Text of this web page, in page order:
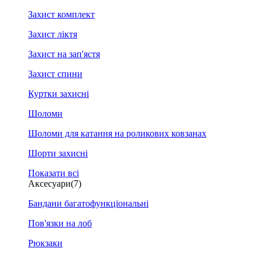
Захист комплект
Захист ліктя
Захист на зап'ястя
Захист спини
Куртки захисні
Шоломи
Шоломи для катання на роликових ковзанах
Шорти захисні
Показати всі
Аксесуари(7)
Бандани багатофункціональні
Пов'язки на лоб
Рюкзаки